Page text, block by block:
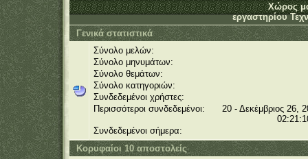
Χώρος
εργαστηρίου
Γενικά στατιστικά
Σύνολο μελών:
Σύνολο μηνυμάτων:
Σύνολο θεμάτων:
Σύνολο κατηγοριών:
Συνδεδεμένοι χρήστες:
Περισσότεροι συνδεδεμένοι:
20 - Δεκέμβριος 26,
Συνδεδεμένοι σήμερα:
Κορυφαίοι 10 αποστολείς